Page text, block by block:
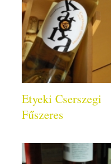
Etyeki Cserszegi
Fűszeres